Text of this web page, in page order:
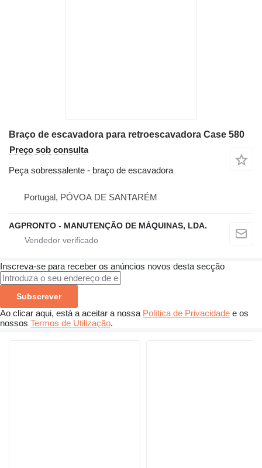
Braço de escavadora para retroescavadora Case 580
Preço sob consulta
Peça sobressalente - braço de escavadora
Portugal, PÓVOA DE SANTARÉM
AGPRONTO - MANUTENÇÃO DE MÁQUINAS, LDA.
Inscreva-se para receber os anúncios novos desta secção
Subscrever
Ao clicar aqui, está a aceitar a nossa Política de Privacidade e os
nossos Termos de Utilização.